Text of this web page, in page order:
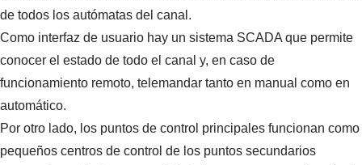
de todos los autómatas del canal.
Como interfaz de usuario hay un sistema SCADA que permite
conocer el estado de todo el canal y, en caso de
funcionamiento remoto, telemandar tanto en manual como en
automático.
Por otro lado, los puntos de control principales funcionan como
pequeños centros de control de los puntos secundarios